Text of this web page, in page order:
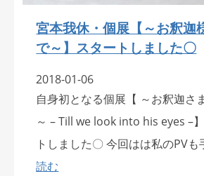
宮本我休・個展【～お釈迦
で～】スタートしました〇
2018-01-06
自身初となる個展【 ～お釈迦さ
～ – Till we look into his eyes –
トしました〇 今回はは私のPV
読む